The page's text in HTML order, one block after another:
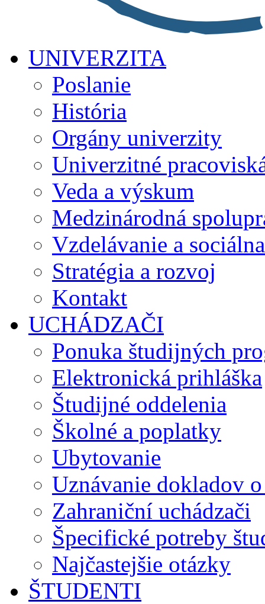
UNIVERZITA
Poslanie
História
Orgány univerzity
Univerzitné
Veda a výskum
Medzinárodná
Vzdelávanie a
Stratégia a rozvoj
Kontakt
UCHÁDZAČI
Ponuka študijných
Elektronická prihláška
Študijné oddelenia
Školné a poplatky
Ubytovanie
Uznávanie dokladov
Zahraniční uchádzači
Špecifické potreby
Najčastejšie otázky
ŠTUDENTI